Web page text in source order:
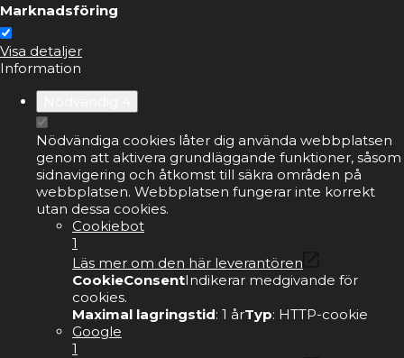
Marknadsföring
Visa detaljer
Information
Nödvändiga cookies låter dig använda webbplatsen
genom att aktivera grundläggande funktioner, såsom
sidnavigering och åtkomst till säkra områden på
webbplatsen. Webbplatsen fungerar inte korrekt
utan dessa cookies.
Cookiebot
1
Läs mer om den här leverantören
CookieConsentIndikerar medgivande för
cookies.
Maximal lagringstid: 1 årTyp: HTTP-cookie
Google
1